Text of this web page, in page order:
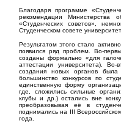
Благодаря программе
рекомендации
«Студенческих советов»,
Студенческом совете
Результатом этого стало
появился ряд проблем. Во-
созданы формально «для
аттестации университета).
создания новых органов была
большинство конкурсов по
единственную форму
где, сложились сильные
клубы и др.) остались вне
преобразовывая её в
поднимались на III
года.